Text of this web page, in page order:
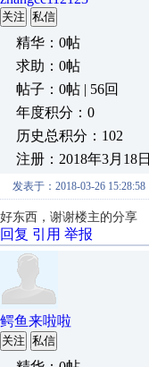
关注 私信
精华：0帖
求助：0帖
帖子：0帖 | 56回
年度积分：0
历史总积分：102
注册：2018年3月18日
发表于：2018-03-26 15:28:58
好东西，谢谢楼主的分享
回复 引用 举报
鳄鱼来啦啦
关注 私信